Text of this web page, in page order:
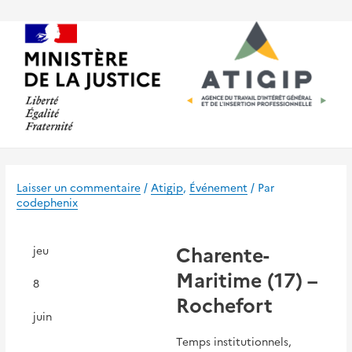
contenu
Laisser un commentaire /Atigip, Événement / Par
codephenix
jeu
8
juin
Charente-
Maritime (17) –
Rochefort
Temps institutionnels,